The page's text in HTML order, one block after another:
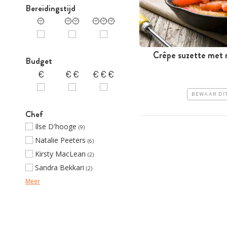
Bereidingstijd
Budget
Chef
Ilse D'hooge (9)
Natalie Peeters (6)
Kirsty MacLean (2)
Sandra Bekkari (2)
Meer
Crêpe suzette met
BEWAAR